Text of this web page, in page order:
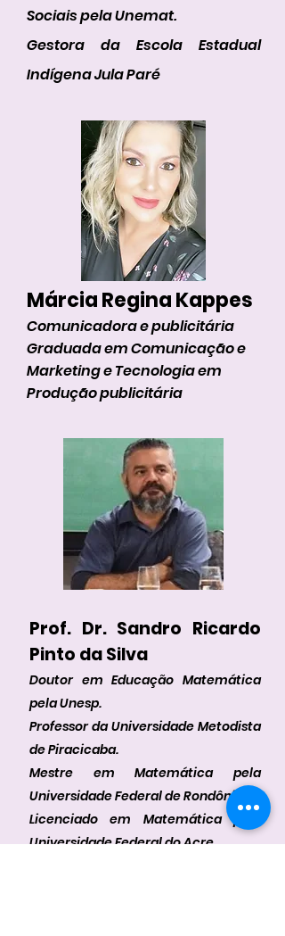
Sociais pela Unemat.
Gestora da Escola Estadual
Indígena Jula Paré
Márcia Regina Kappes
Comunicadora e publicitária
Graduada em Comunicação e
Marketing e Tecnologia em
Produção publicitária
Prof. Dr. Sandro Ricardo
Pinto da Silva
Doutor em Educação Matemática
pela Unesp.
Professor da Universidade Metodista
de Piracicaba.
Mestre em Matemática pela
Universidade Federal de Rondônia
Licenciado em Matemática pela
Universidade Federal do Acre